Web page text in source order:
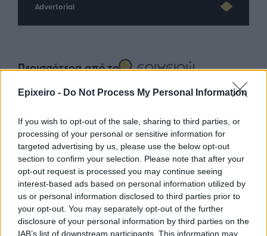
Epixeiro - Do Not Process My Personal Information
If you wish to opt-out of the sale, sharing to third parties, or
processing of your personal or sensitive information for
targeted advertising by us, please use the below opt-out
section to confirm your selection. Please note that after your
opt-out request is processed you may continue seeing
interest-based ads based on personal information utilized by
us or personal information disclosed to third parties prior to
your opt-out. You may separately opt-out of the further
disclosure of your personal information by third parties on the
IAB’s list of downstream participants. This information may
Advertorial
Περισσότερα από το
λογαριασμό για τους Έλληνες
καταναλωτές
07/08/26|17:17
Άνοδος στη χρήση chatbots για
ειδήσεις – Σε χαμηλό δεκαετίας η
εμπιστοσύνη στα μέσα
ενημέρωσης